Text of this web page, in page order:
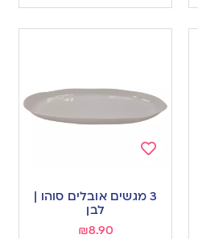
to3 מגשים אובלים סוהו |
לבן
₪8.90